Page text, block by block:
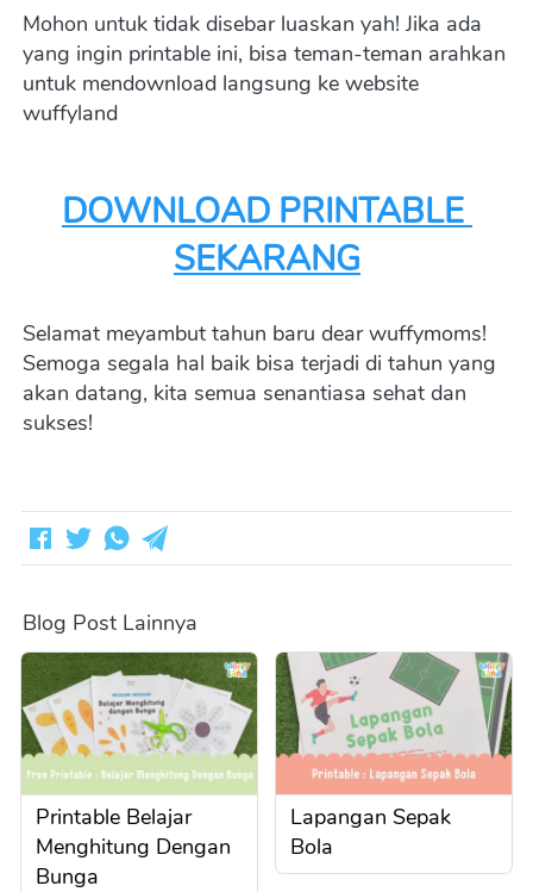
Mohon untuk tidak disebar luaskan yah! Jika ada
yang ingin printable ini, bisa teman-teman arahkan
untuk mendownload langsung ke website
wuffyland
DOWNLOAD PRINTABLE
SEKARANG
Selamat meyambut tahun baru dear wuffymoms!
Semoga segala hal baik bisa terjadi di tahun yang
akan datang, kita semua senantiasa sehat dan
sukses!
Blog Post Lainnya
Printable Belajar
Menghitung Dengan
Bunga
Lapangan Sepak
Bola